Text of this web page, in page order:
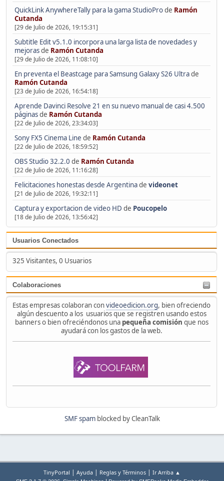
QuickLink AnywhereTally para la gama StudioProde Ramón
Cutanda
[29 de Julio de 2026, 19:15:31]
Subtitle Edit v5.1.0 incorpora una larga lista de novedades y
mejorasde Ramón Cutanda
[29 de Julio de 2026, 11:08:10]
En preventa el Beastcage para Samsung Galaxy S26 Ultrade
Ramón Cutanda
[23 de Julio de 2026, 16:54:18]
Aprende Davinci Resolve 21 en su nuevo manual de casi 4.500
páginasde Ramón Cutanda
[22 de Julio de 2026, 23:34:03]
Sony FX5 Cinema Line de Ramón Cutanda
[22 de Julio de 2026, 18:59:52]
OBS Studio 32.2.0 de Ramón Cutanda
[22 de Julio de 2026, 11:16:28]
Felicitaciones honestas desde Argentinade videonet
[21 de Julio de 2026, 19:32:11]
Captura y exportacion de video HD de Poucopelo
[18 de Julio de 2026, 13:56:42]
Usuarios Conectados
325 Visitantes, 0 Usuarios
Colaboraciones
Estas empresas colaboran convideoedicion.org, bien ofreciendo
algún descuento a los usuarios que se registren usando estos
banners o bien ofreciéndonos una pequeña comisión que nos
ayudará con los gastos de la web.
SMF spamblocked by CleanTalk
TinyPortal | Ayuda | Reglas y Términos | Ir Arriba ▲